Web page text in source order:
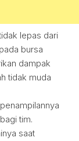
lepas dari
bursa
dampak
tidak muda
tim.
saat